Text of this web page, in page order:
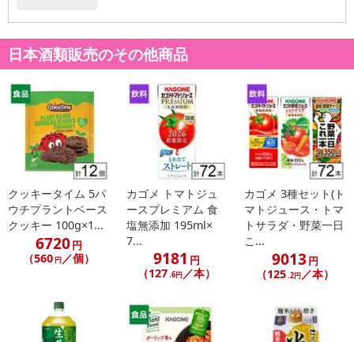
■ その他共通および商品カテゴリー別注意事項（※必ずご確認くだ
さい）
こちらの情報は2026-07-09 13:55:57.0 での情報となります。
日本酒類販売のその他商品
クッキータイム 5パ
ウチプラントベース
クッキー 100g×1...
6720円
（560 円／個）
カゴメ トマトジュ
ースプレミアム 食
塩無添加 195ml×
7...
9181 円
（127.6円／本）
カゴメ 3種セット(ト
マトジュース・トマ
トサラダ・野菜一日
こ...
9013円
（125.2円／本）